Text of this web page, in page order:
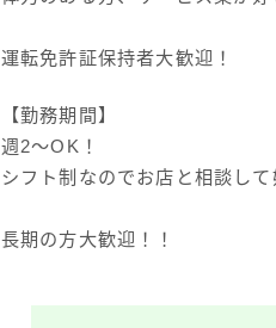
運転免許証保持者大歓迎！
【勤務期間】
週2～OK！
シフト制なのでお店と相談して
長期の方大歓迎！！